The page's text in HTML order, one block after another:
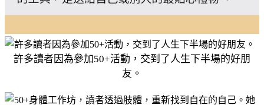
許多讀者因為參加50+活動，交到了人生下半場的好朋
友。